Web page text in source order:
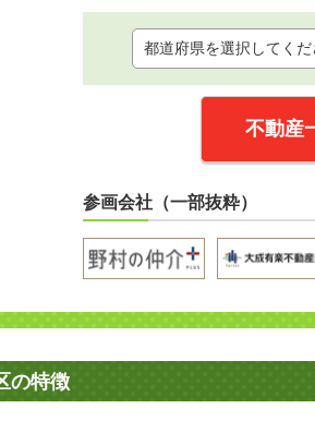
不動産
参画会社（一部抜粋）
の特徴